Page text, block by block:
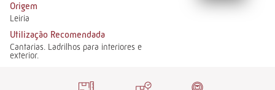
Origem
Leiria
Utilização Recomendada
Cantarias. Ladrilhos para interiores e
exterior.